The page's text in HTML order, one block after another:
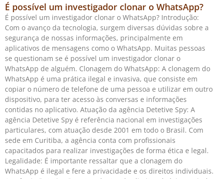
É possível um investigador clonar o WhatsApp?
É possível um investigador clonar o WhatsApp? Introdução:
Com o avanço da tecnologia, surgem diversas dúvidas sobre a
segurança de nossas informações, principalmente em
aplicativos de mensagens como o WhatsApp. Muitas pessoas
se questionam se é possível um investigador clonar o
WhatsApp de alguém. Clonagem do WhatsApp: A clonagem do
WhatsApp é uma prática ilegal e invasiva, que consiste em
copiar o número de telefone de uma pessoa e utilizar em outro
dispositivo, para ter acesso às conversas e informações
contidas no aplicativo. Atuação da agência Detetive Spy: A
agência Detetive Spy é referência nacional em investigações
particulares, com atuação desde 2001 em todo o Brasil. Com
sede em Curitiba, a agência conta com profissionais
capacitados para realizar investigações de forma ética e legal.
Legalidade: É importante ressaltar que a clonagem do
WhatsApp é ilegal e fere a privacidade e os direitos individuais.